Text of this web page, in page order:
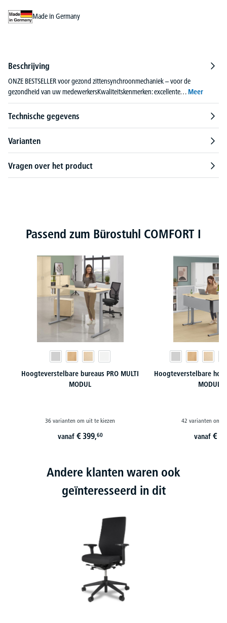
Made in Germany
Beschrijving
ONZE BESTSELLER voor gezond zittensynchroonmechaniek – voor de
gezondheid van uw medewerkersKwaliteitskenmerken: excellente… Meer
Technische gegevens
Varianten
Vragen over het product
Productgalerij overslaan
Passend zum Bürostuhl COMFORT I
Hoogteverstelbare bureaus PRO MULTI
MODUL
36 varianten om uit te kiezen
vanaf € 399,60
Hoogteverstelbare
MODUL-
42 varianten om
vanaf €
Andere klanten waren ook
geïnteresseerd in dit